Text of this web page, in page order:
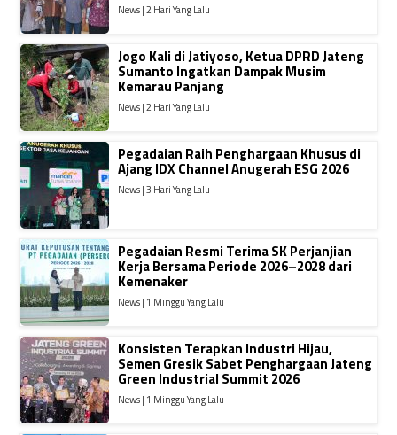
News | 2 Hari Yang Lalu
Jogo Kali di Jatiyoso, Ketua DPRD Jateng
Sumanto Ingatkan Dampak Musim
Kemarau Panjang
News | 2 Hari Yang Lalu
Pegadaian Raih Penghargaan Khusus di
Ajang IDX Channel Anugerah ESG 2026
News | 3 Hari Yang Lalu
Pegadaian Resmi Terima SK Perjanjian
Kerja Bersama Periode 2026–2028 dari
Kemenaker
News | 1 Minggu Yang Lalu
Konsisten Terapkan Industri Hijau,
Semen Gresik Sabet Penghargaan Jateng
Green Industrial Summit 2026
News | 1 Minggu Yang Lalu